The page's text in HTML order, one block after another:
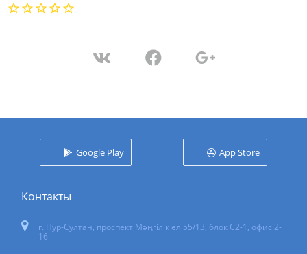
Google Play App Store
Контакты
г. Нур-Султан, проспект Мәңгілік ел 55/13, блок С2-1, офис 2-
16